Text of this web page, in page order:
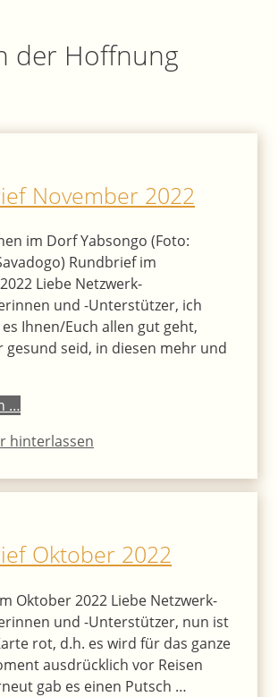
der Hoffnung
November 2022
im Dorf Yabsongo (Foto:
Rundbrief im
Liebe Netzwerk-
und -Unterstützer, ich
Ihnen/Euch allen gut geht,
gesund seid, in diesen mehr und
…
hinterlassen
Oktober 2022
Oktober 2022 Liebe Netzwerk-
und -Unterstützer, nun ist
rot, d.h. es wird für das ganze
ausdrücklich vor Reisen
gab es einen Putsch …